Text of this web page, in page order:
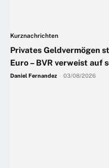
Kurznachrichten
Privates Geldvermögen
Euro – BVR verweist auf
Daniel Fernandez 03/08/2026